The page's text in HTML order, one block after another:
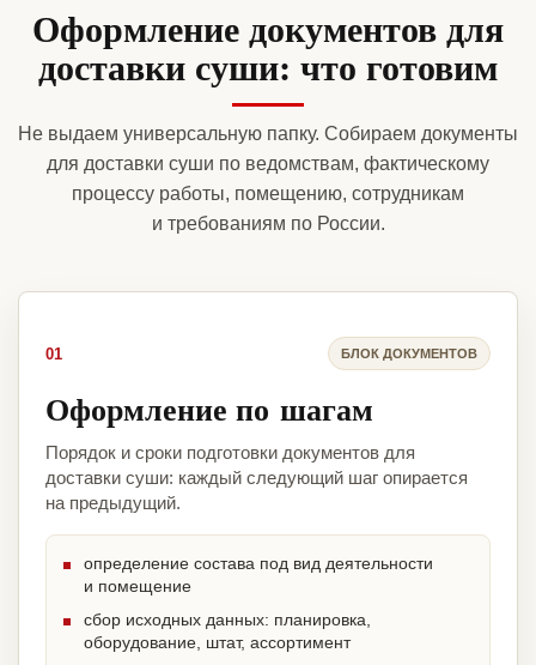
Оформление документов для
доставки суши: что готовим
Не выдаем универсальную папку. Собираем документы
для доставки суши по ведомствам, фактическому
процессу работы, помещению, сотрудникам
и требованиям по России.
01 БЛОК ДОКУМЕНТОВ
Оформление по шагам
Порядок и сроки подготовки документов для
доставки суши: каждый следующий шаг опирается
на предыдущий.
определение состава под вид деятельности
и помещение
сбор исходных данных: планировка,
оборудование, штат, ассортимент